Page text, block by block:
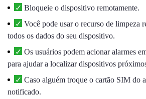
Bloqueie o dispositivo remotamente.
Você pode usar o recurso de limpeza
todos os dados do seu dispositivo.
Os usuários podem acionar alarmes
para ajudar a localizar dispositivos
Caso alguém troque o cartão SIM do
notificado.